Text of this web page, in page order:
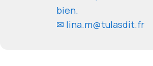
bien.
✉ lina.m@tulasdit.fr